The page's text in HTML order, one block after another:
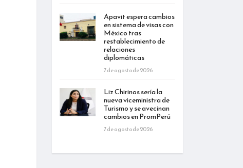
Apavit espera cambios
en sistema de visas con
México tras
restablecimiento de
relaciones
diplomáticas
7 de agosto de 2026
Liz Chirinos sería la
nueva viceministra de
Turismo y se avecinan
cambios en PromPerú
7 de agosto de 2026